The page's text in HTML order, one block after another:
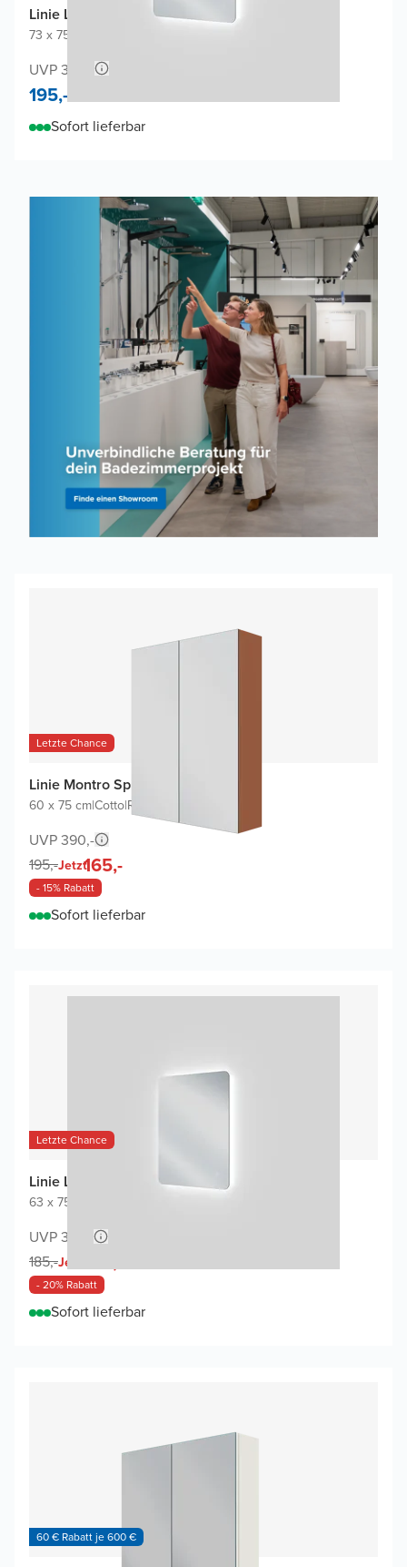
Linie Lux Badspiegel
73 x 75 cm
UVP 390,-
195,-
Sofort lieferbar
Letzte Chance
Linie Montro Spiegelschrank
60 x 75 cm|Cotto|Rechteckig
UVP 390,-
195,-Jetzt165,-
- 15% Rabatt
Sofort lieferbar
Letzte Chance
Linie Lux Badspiegel
63 x 75 cm
UVP 370,-
185,-Jetzt 148,-
- 20% Rabatt
Sofort lieferbar
60 € Rabatt je 600 €